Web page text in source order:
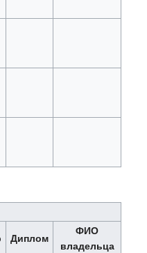
Диплом
ФИО
владельца